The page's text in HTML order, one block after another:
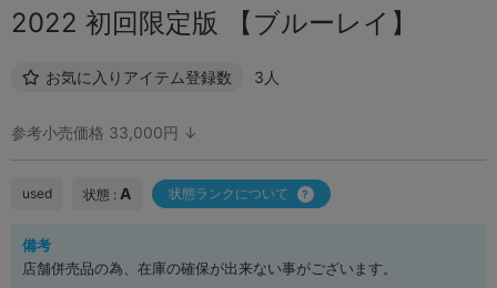
2022 初回限定版 【ブルーレイ】
お気に入りアイテム登録数 3人
参考小売価格 33,000円 ↓
used 状態 : A 状態ランクについて
備考
店舗併売品の為、在庫の確保が出来ない事がございます。